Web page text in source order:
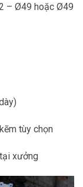
– Ø49 hoặc Ø49
tùy chọn
xưởng